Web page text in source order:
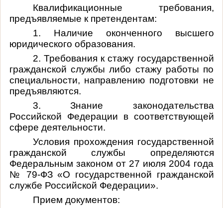
Квалификационные требования,
предъявляемые к претендентам:
1. Наличие оконченного высшего
юридического образования.
2. Требования к стажу государственной
гражданской службы либо стажу работы по
специальности, направлению подготовки не
предъявляются.
3. Знание законодательства
Российской Федерации в соответствующей
сфере деятельности.
Условия прохождения государственной
гражданской службы определяются
Федеральным законом от 27 июля 2004 года
№ 79-ФЗ «О государственной гражданской
службе Российской Федерации».
Прием документов: